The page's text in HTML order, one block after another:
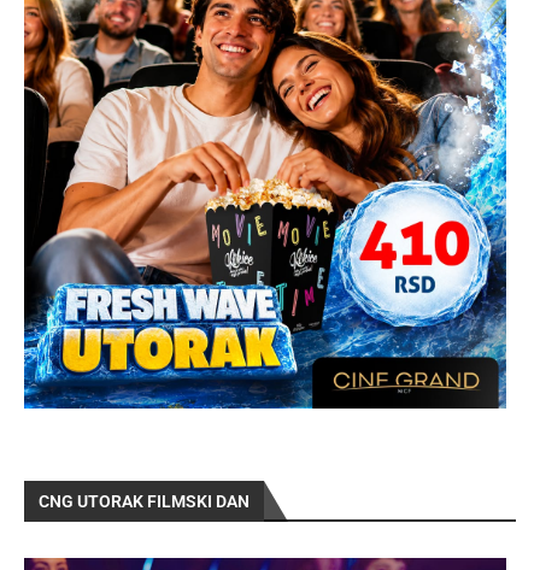
CNG UTORAK FILMSKI DAN